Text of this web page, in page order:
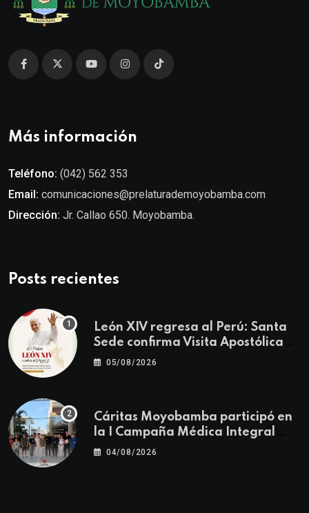
Más información
Teléfono: (042) 562 353
Email: comunicaciones@prelaturademoyobamba.com
Dirección: Jr. Callao 650. Moyobamba.
Posts recientes
León XIV regresa al Perú: Santa
Sede confirma Visita Apostólica
del 11 al 17 de noviembre
05/08/2026
Cáritas Moyobamba participó en
la I Campaña Médica Integral
Gratuita llevando salud y
04/08/2026